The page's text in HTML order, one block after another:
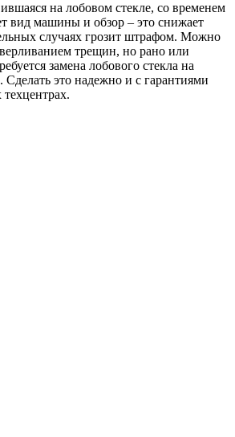
на лобовом стекле, со временем
вид машины и обзор – это снижает
случаях грозит штрафом. Можно
трещин, но рано или
замена лобового стекла на
Сделать это надежно и с гарантиями